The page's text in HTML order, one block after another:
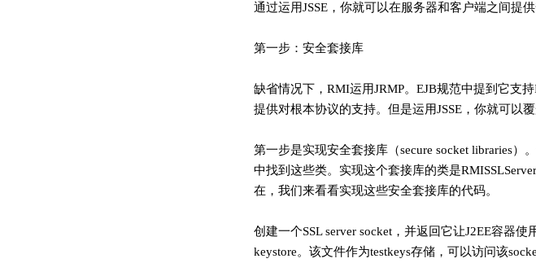
通过运用JSSE，你就可以在服务器和客户端之间提供
第一步：安全套接库
缺省情况下，RMI运用JRMP。EJB规范中提到它支
提供对根本协议的支持。但是运用JSSE，你就可以
第一步是实现安全套接库（secure socket libraries）
中找到这些类。实现这个套接库的类是
在，我们来看看实现这些安全套接库的代码。
创建一个SSL server socket，并返回它让J2EE容器
keystore。该文件作为testkeys存储，可以访问该